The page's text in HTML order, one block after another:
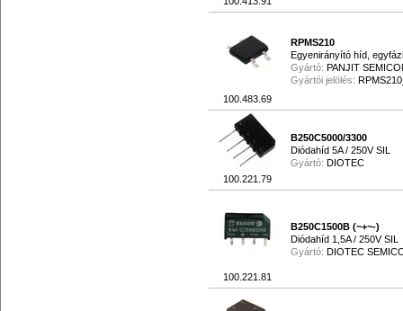
100.483.69
RPMS210
Egyenirányító híd,
Gyártó: PANJIT
Gyártói jelölés:
100.221.79
B250C5000/3300
Diódahíd 5A / 250V SIL
Gyártó: DIOTEC
100.221.81
B250C1500B (~+~-)
Diódahíd 1,5A / 250V SIL
Gyártó: DIOTEC